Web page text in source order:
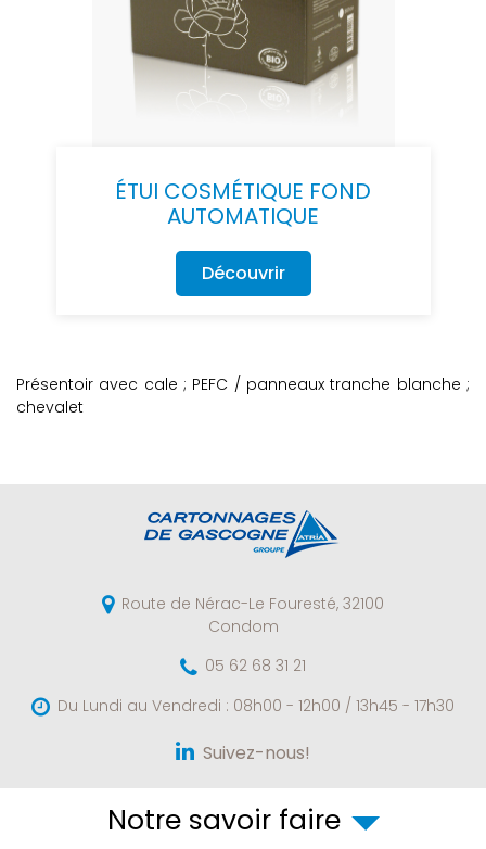
ÉTUI COSMÉTIQUE FOND
AUTOMATIQUE
Découvrir
Présentoir avec cale ; PEFC / panneaux tranche blanche ;
chevalet
Route de Nérac-Le Fouresté, 32100
Condom
05 62 68 31 21
Du Lundi au Vendredi : 08h00 - 12h00 / 13h45 - 17h30
Suivez-nous!
Notre savoir faire